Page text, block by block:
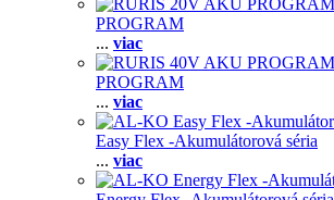
PROGRAM
... viac
PROGRAM
... viac
Easy Flex -Akumulátorová séria
... viac